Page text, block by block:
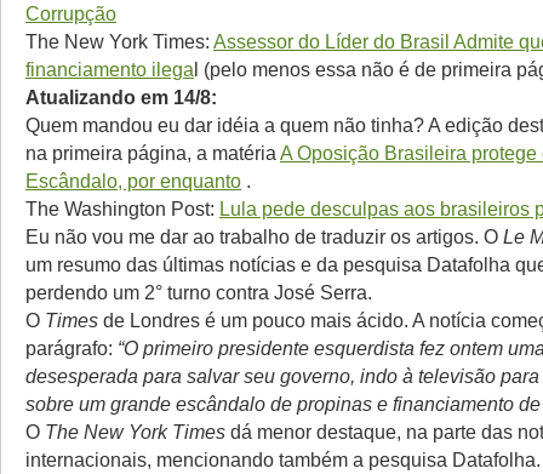
Corrupção
The New York Times: Assessor do Líder do Brasil Admite
financiamento ilegal (pelo menos essa não é de primeira
Atualizando em 14/8:
Quem mandou eu dar idéia a quem não tinha? A edição
na primeira página, a matéria A Oposição Brasileira
Escândalo, por enquanto .
The Washington Post: Lula pede desculpas aos brasileiros
Eu não vou me dar ao trabalho de traduzir os artigos. O Le
um resumo das últimas notícias e da pesquisa Datafolha
perdendo um 2° turno contra José Serra.
O Times de Londres é um pouco mais ácido. A notícia
parágrafo: “O primeiro presidente esquerdista fez ontem
desesperada para salvar seu governo, indo à televisão
sobre um grande escândalo de propinas e financiamento de
O The New York Times dá menor destaque, na parte das
internacionais, mencionando também a pesquisa Datafolha.